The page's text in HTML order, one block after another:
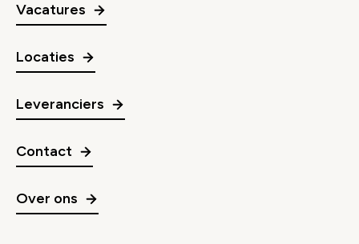
Vacatures
Locaties
Leveranciers
Contact
Over ons